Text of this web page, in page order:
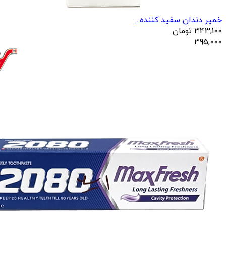
خمیر دندان سفید کننده...
343,100 تومان
395,000